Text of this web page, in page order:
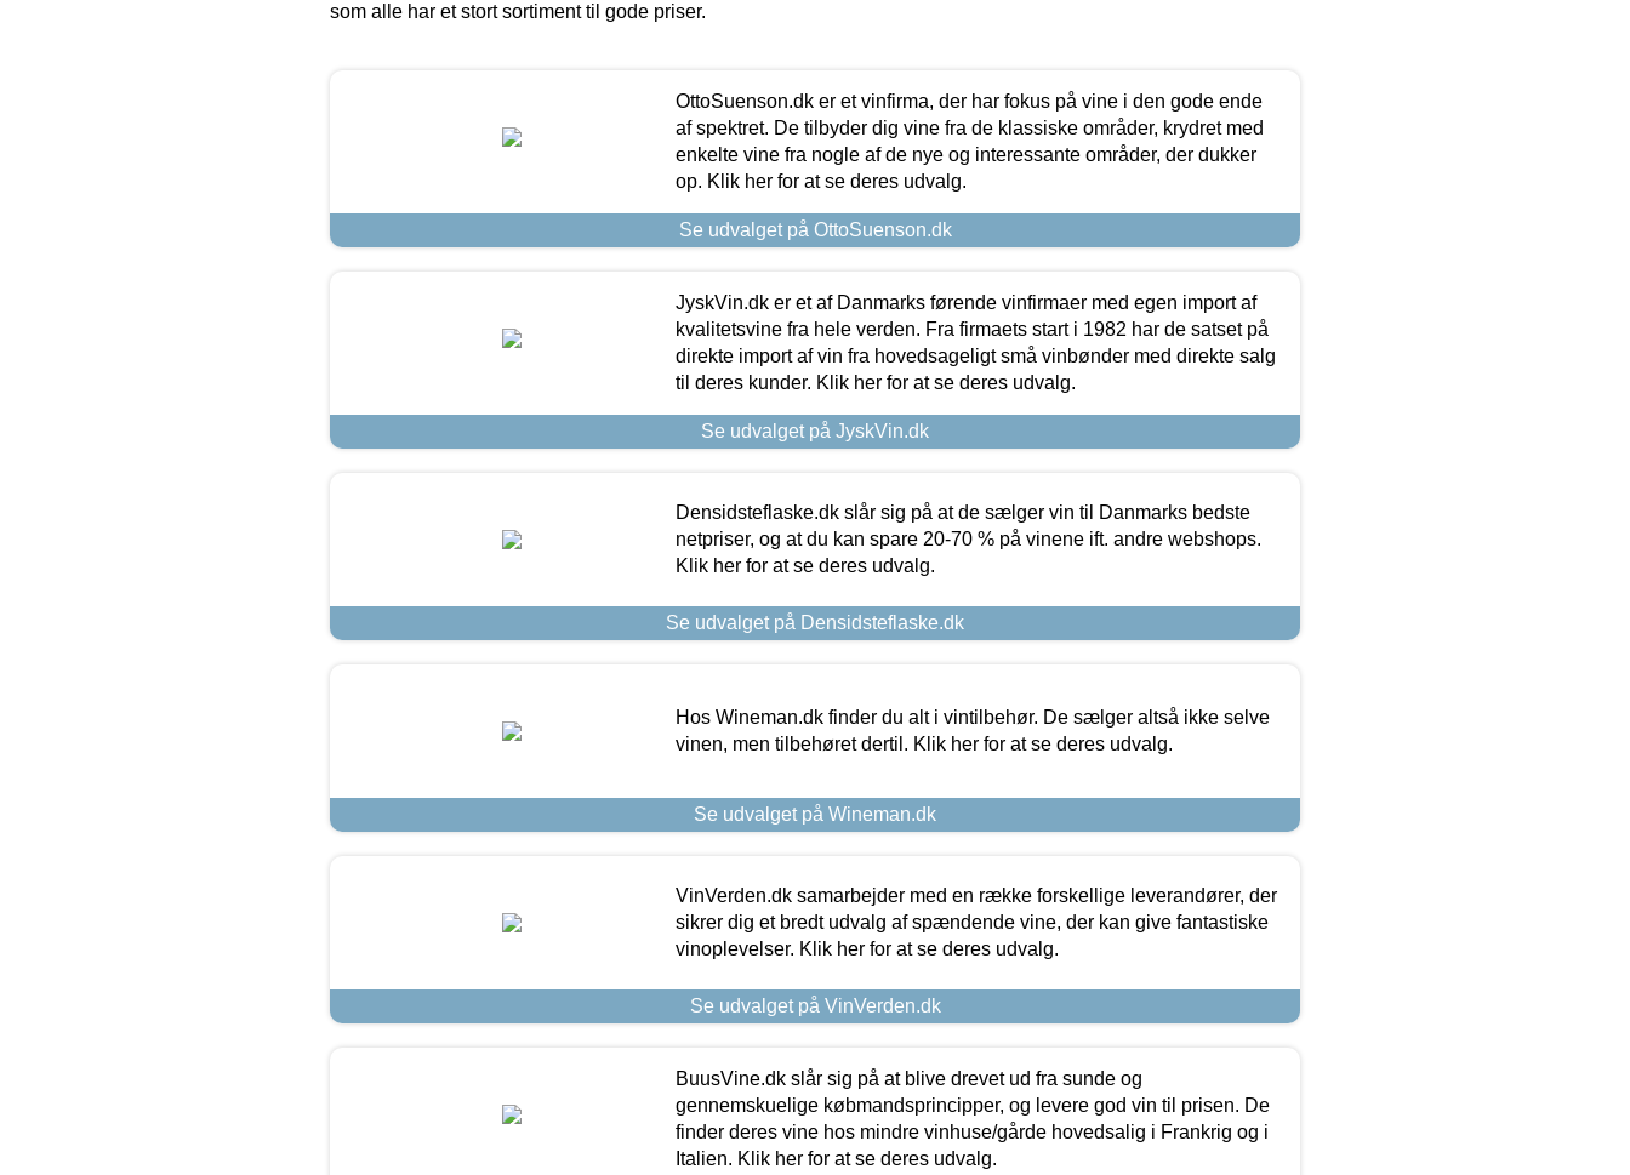
som alle har et stort sortiment til gode priser.
OttoSuenson.dk er et vinfirma, der har fokus på vine i den gode ende
af spektret. De tilbyder dig vine fra de klassiske områder, krydret med
enkelte vine fra nogle af de nye og interessante områder, der dukker
op. Klik her for at se deres udvalg.
Se udvalget på OttoSuenson.dk
JyskVin.dk er et af Danmarks førende vinfirmaer med egen import af
kvalitetsvine fra hele verden. Fra firmaets start i 1982 har de satset på
direkte import af vin fra hovedsageligt små vinbønder med direkte salg
til deres kunder. Klik her for at se deres udvalg.
Se udvalget på JyskVin.dk
Densidsteflaske.dk slår sig på at de sælger vin til Danmarks bedste
netpriser, og at du kan spare 20-70 % på vinene ift. andre webshops.
Klik her for at se deres udvalg.
Se udvalget på Densidsteflaske.dk
Hos Wineman.dk finder du alt i vintilbehør. De sælger altså ikke selve
vinen, men tilbehøret dertil. Klik her for at se deres udvalg.
Se udvalget på Wineman.dk
VinVerden.dk samarbejder med en række forskellige leverandører, der
sikrer dig et bredt udvalg af spændende vine, der kan give fantastiske
vinoplevelser. Klik her for at se deres udvalg.
Se udvalget på VinVerden.dk
BuusVine.dk slår sig på at blive drevet ud fra sunde og
gennemskuelige købmandsprincipper, og levere god vin til prisen. De
finder deres vine hos mindre vinhuse/gårde hovedsalig i Frankrig og i
Italien. Klik her for at se deres udvalg.